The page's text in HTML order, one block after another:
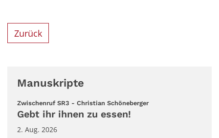
Zurück
Manuskripte
Zwischenruf SR3 - Christian Schöneberger:
Gebt ihr ihnen zu essen!
2. Aug. 2026